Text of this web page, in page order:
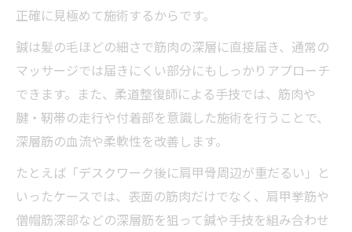
正確に見極めて施術するからです。
鍼は髪の毛ほどの細さで筋肉の深層に直接届き、通常の
マッサージでは届きにくい部分にもしっかりアプローチ
できます。また、柔道整復師による手技では、筋肉や
腱・靭帯の走行や付着部を意識した施術を行うことで、
深層筋の血流や柔軟性を改善します。
たとえば「デスクワーク後に肩甲骨周辺が重だるい」と
いったケースでは、表面の筋肉だけでなく、肩甲挙筋や
僧帽筋深部などの深層筋を狙って鍼や手技を組み合わせ